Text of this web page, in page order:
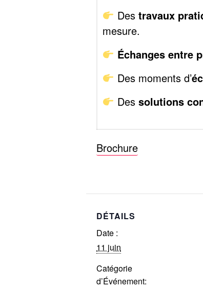
Des travaux
mesure.
Échanges entre
Des moments d’
Des solutions
Brochure
DÉTAILS
Date :
11 juin
Catégorie
d’Événement: